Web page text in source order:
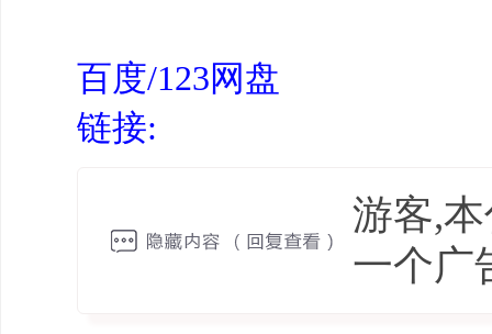
百度/123网盘
链接:
游客,
一个广